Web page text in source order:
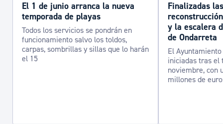
El 1 de junio arranca la nueva
temporada de playas
Todos los servicios se pondrán en
funcionamiento salvo los toldos,
carpas, sombrillas y sillas que lo harán
el 15
Finalizadas
y la escalera
de Ondarreta
El
iniciadas tras el
noviembre, con
millones de